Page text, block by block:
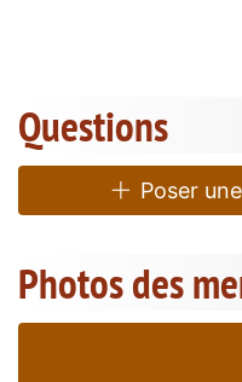
Questions
Poser
Photos des